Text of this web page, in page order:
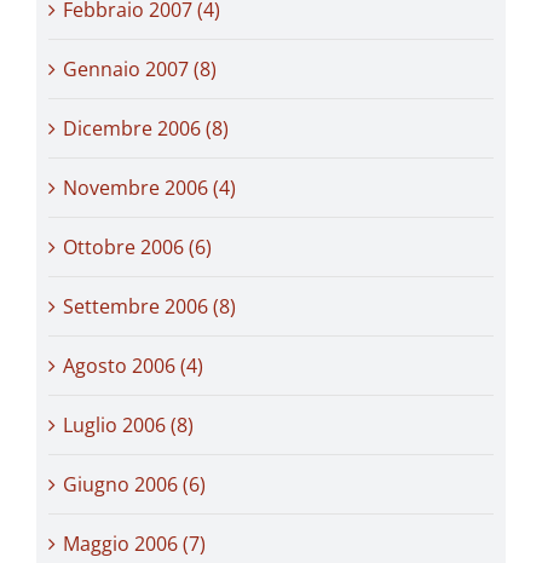
Febbraio 2007 (4)
Gennaio 2007 (8)
Dicembre 2006 (8)
Novembre 2006 (4)
Ottobre 2006 (6)
Settembre 2006 (8)
Agosto 2006 (4)
Luglio 2006 (8)
Giugno 2006 (6)
Maggio 2006 (7)